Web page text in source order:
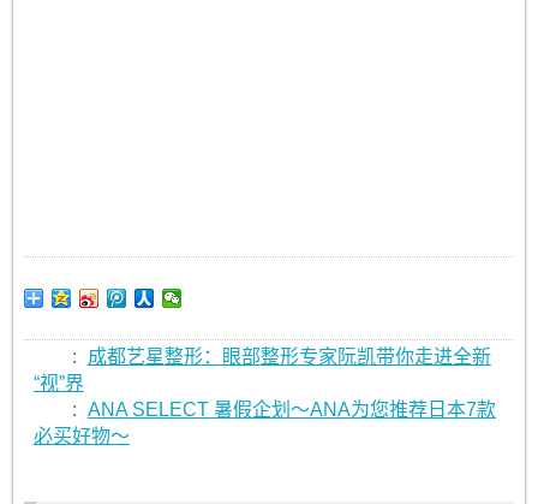
:
成都艺星整形：眼部整形专家阮凯带你走进全新
“视”界
: ANA SELECT 暑假企划～ANA为您推荐日本7款
必买好物～